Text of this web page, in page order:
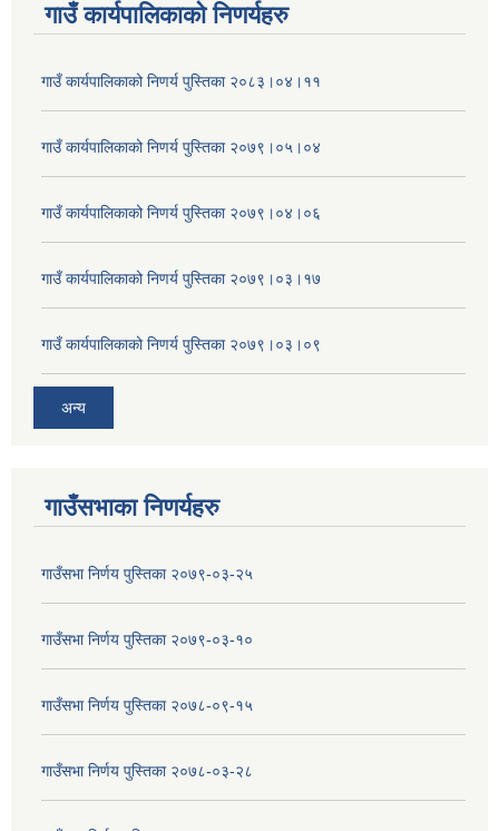
गाउँ कार्यपालिकाकाे निणर्यहरु
गाउँ कार्यपालिकाको निणर्य पुस्तिका २०८३।०४।११
गाउँ कार्यपालिकाको निणर्य पुस्तिका २०७९।०५।०४
गाउँ कार्यपालिकाको निणर्य पुस्तिका २०७९।०४।०६
गाउँ कार्यपालिकाको निणर्य पुस्तिका २०७९।०३।१७
गाउँ कार्यपालिकाको निणर्य पुस्तिका २०७९।०३।०९
अन्य
गाउँसभाका निणर्यहरु
गाउँसभा निर्णय पुस्तिका २०७९-०३-२५
गाउँसभा निर्णय पुस्तिका २०७९-०३-१०
गाउँसभा निर्णय पुस्तिका २०७८-०९-१५
गाउँसभा निर्णय पुस्तिका २०७८-०३-२८